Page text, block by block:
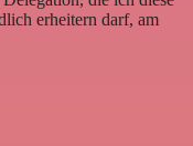
erheitern darf, am